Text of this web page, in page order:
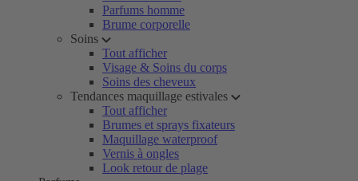
Parfums homme
Brume corporelle
Soins
Tout afficher
Visage & Soins du corps
Soins des cheveux
Tendances maquillage estivales
Tout afficher
Brumes et sprays fixateurs
Maquillage waterproof
Vernis à ongles
Look retour de plage